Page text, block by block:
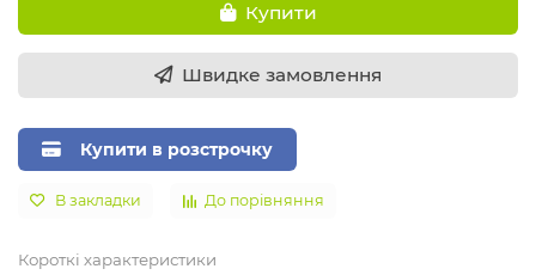
Купити
Швидке замовлення
Купити в розстрочку
В закладки До порівняння
Короткі характеристики